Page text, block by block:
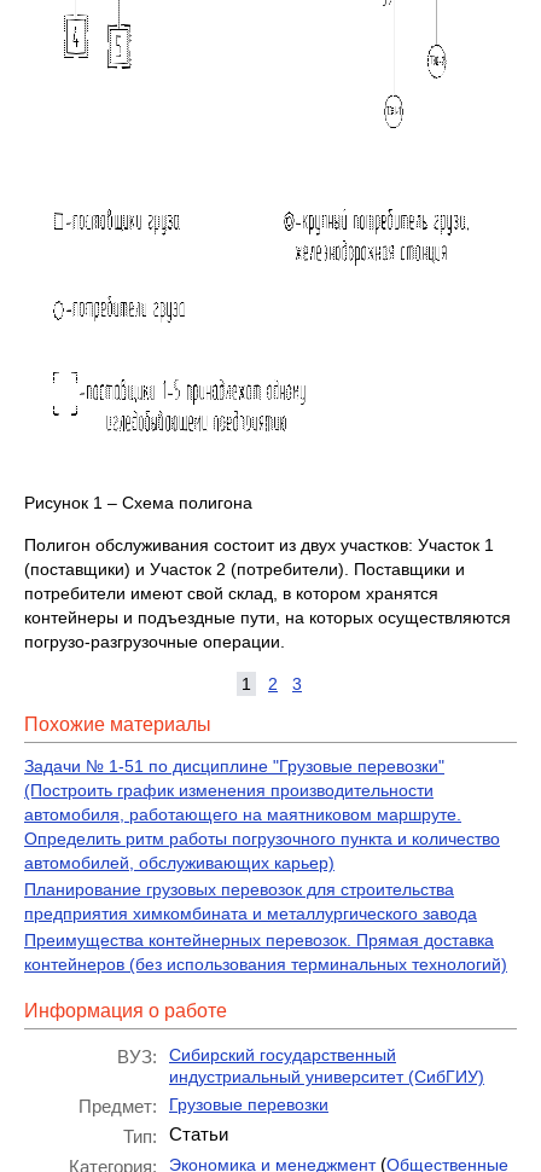
Рисунок 1 – Схема полигона
Полигон обслуживания состоит из двух участков: Участок 1
(поставщики) и Участок 2 (потребители). Поставщики и
потребители имеют свой склад, в котором хранятся
контейнеры и подъездные пути, на которых осуществляются
погрузо-разгрузочные операции.
1 2 3
Похожие материалы
Задачи № 1-51 по дисциплине "Грузовые перевозки"
(Построить график изменения производительности
автомобиля, работающего на маятниковом маршруте.
Определить ритм работы погрузочного пункта и количество
автомобилей, обслуживающих карьер)
Планирование грузовых перевозок для строительства
предприятия химкомбината и металлургического завода
Преимущества контейнерных перевозок. Прямая доставка
контейнеров (без использования терминальных технологий)
Информация о работе
ВУЗ:
Сибирский государственный
индустриальный университет (СибГИУ)
Предмет: Грузовые перевозки
Тип:
Статьи
Категория:
Экономика и менеджмент(Общественные